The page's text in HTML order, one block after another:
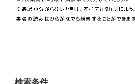
検索条件